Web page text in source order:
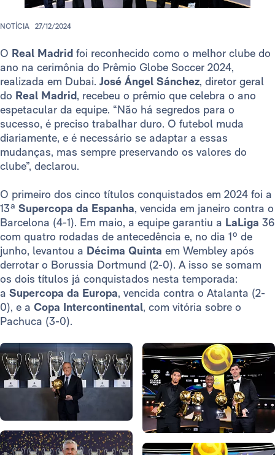
NOTÍCIA 27/12/2024
O Real Madrid foi reconhecido como o melhor clube do
ano na cerimônia do Prêmio Globe Soccer 2024,
realizada em Dubai. José Ángel Sánchez, diretor geral
do Real Madrid, recebeu o prêmio que celebra o ano
espetacular da equipe. “Não há segredos para o
sucesso, é preciso trabalhar duro. O futebol muda
diariamente, e é necessário se adaptar a essas
mudanças, mas sempre preservando os valores do
clube”, declarou.
O primeiro dos cinco títulos conquistados em 2024 foi a
13ª Supercopa da Espanha, vencida em janeiro contra o
Barcelona (4-1). Em maio, a equipe garantiu a LaLiga 36
com quatro rodadas de antecedência e, no dia 1º de
junho, levantou a Décima Quinta em Wembley após
derrotar o Borussia Dortmund (2-0). A isso se somam
os dois títulos já conquistados nesta temporada:
a Supercopa da Europa, vencida contra o Atalanta (2-
0), e a Copa Intercontinental, com vitória sobre o
Pachuca (3-0).